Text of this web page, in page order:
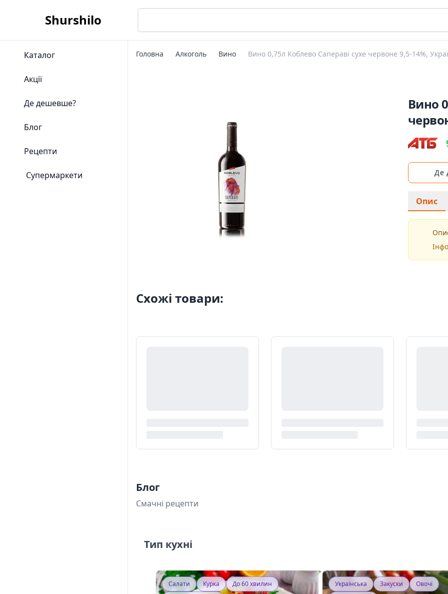
Shurshilo
Каталог
Акції
Де дешевше?
Блог
Рецепти
Супермаркети
Головна Алкоголь Вино Вино 0,75л Коблево Сапераві сухе червоне 9,5-14%,
Вино
Де
Опис
Схожі товари:
Блог
Смачні рецепти
Тип кухні
Салати Курка
До 60 хвилин
Українська Закуски
Овочі